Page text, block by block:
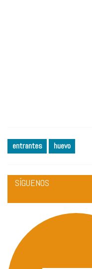
entrantes huevo
SÍGUENOS